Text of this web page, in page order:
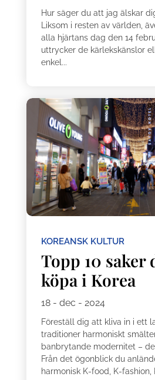
Hur säger du att jag älskar
Liksom i resten av världen,
alla hjärtans dag den 14
uttrycker de kärlekskänslor
enkel...
KOREANSK KULTUR
Topp 10 saker
köpa i Korea
18 - dec - 2024
Föreställ dig att kliva in i ett
traditioner harmoniskt
banbrytande modernitet –
Från det ögonblick du
harmonisk K-food, K-fashion,